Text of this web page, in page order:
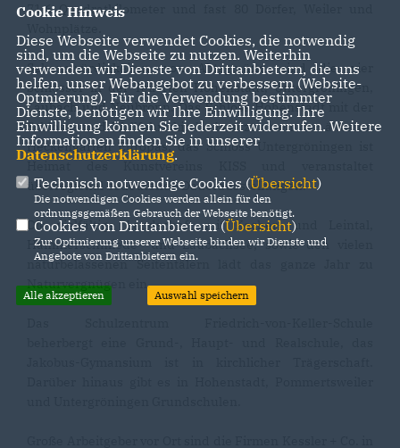
71,6 Quadratkilometer und fast 80 Dörfer, Weiler und
Sehenswürdigkeiten von Abtsgmünd sind die vier
Schlösser in der Teilorten Hohenstadt, Untergröningen,
Laubach und Neubronn. Das Schloss Hohenstadt mit der
Schloss- und Wallfahrtskirche besitzt einen der ältesten
Heckengärten Europas, das Schloss Untergröningen ist
Heimat des Kunstvereins KISS und veranstaltet
überregional bedeutende Dauerausstellungen.
Die vielfältige Landschaft mit Kocher- und Leintal,
Hammerschmiede- und Laubachsee, sowie den vielen
naturbelassenen Seitentälern lädt das ganze Jahr zu
Naturvergnügen ein.
Cookie Hinweis
Diese Webseite verwendet Cookies, die notwendig
sind, um die Webseite zu nutzen. Weiterhin
verwenden wir Dienste von Drittanbietern, die uns
helfen, unser Webangebot zu verbessern (Website-
Optmierung). Für die Verwendung bestimmter
Dienste, benötigen wir Ihre Einwilligung. Ihre
Einwilligung können Sie jederzeit widerrufen. Weitere
Informationen finden Sie in unserer
Datenschutzerklärung.
Technisch notwendige Cookies (Übersicht)
Die notwendigen Cookies werden allein für den
ordnungsgemäßen Gebrauch der Webseite benötigt.
Cookies von Drittanbietern (Übersicht)
Zur Optimierung unserer Webseite binden wir Dienste und
Angebote von Drittanbietern ein.
Alle akzeptieren Auswahl speichern